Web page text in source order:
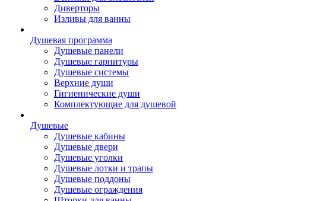
Диверторы
Изливы для ванны
Душевая программа
Душевые панели
Душевые гарнитуры
Душевые системы
Верхние души
Гигиенические души
Комплектующие для душевой
Душевые
Душевые кабины
Душевые двери
Душевые уголки
Душевые лотки и трапы
Душевые поддоны
Душевые ограждения